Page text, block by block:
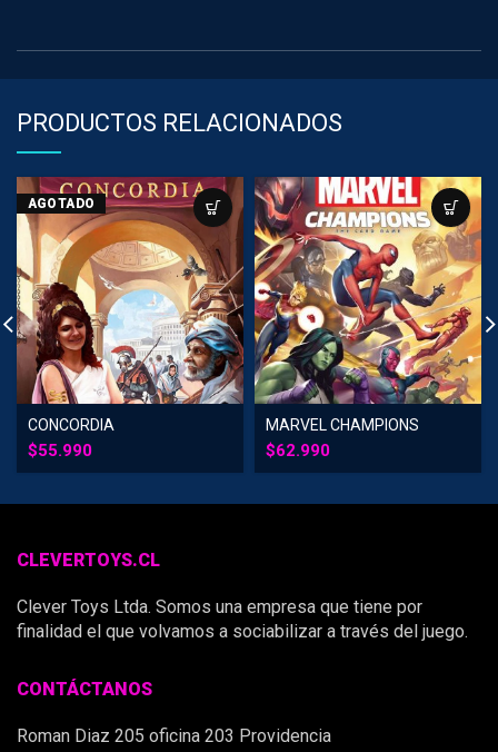
PRODUCTOS RELACIONADOS
AGOTADO
CONCORDIA
$55.990
MARVEL CHAMPIONS
$62.990
CLEVERTOYS.CL
Clever Toys Ltda. Somos una empresa que tiene por
finalidad el que volvamos a sociabilizar a través del juego.
CONTÁCTANOS
Roman Diaz 205 oficina 203 Providencia